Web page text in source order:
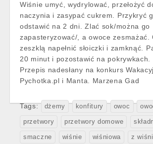
Wiśnie umyć, wydrylować, przełożyć
naczynia i zasypać cukrem. Przykryć
odstawić na 2 dni. Zlać sok/można go
zapasteryzować/, a owoce zesmażać.
zeszklą napełnić słoiczki i zamknąć.
20 minut i pozostawić na pokrywkach.
Przepis nadesłany na konkurs
Pychotka.pl i Manta. Marzena Gad
Tags: dżemy konfitury owoc
przetwory przetwory domowe
smaczne wiśnie wiśniowa z wiśni